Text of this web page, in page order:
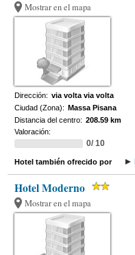
Mostrar en el mapa
Dirección: via volta via volta
Ciudad (Zona): Massa Pisana
Distancia del centro: 208.59 km
Valoración:
0/ 10
Hotel también ofrecido por
Hotel Moderno
Mostrar en el mapa